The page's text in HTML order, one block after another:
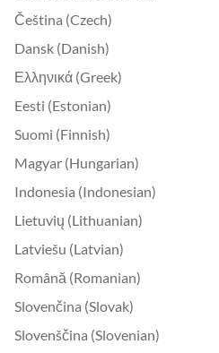
Čeština (Czech)
Dansk (Danish)
Ελληνικά (Greek)
Eesti (Estonian)
Suomi (Finnish)
Magyar (Hungarian)
Indonesia (Indonesian)
Lietuvių (Lithuanian)
Latviešu (Latvian)
Română (Romanian)
Slovenčina (Slovak)
Slovenščina (Slovenian)